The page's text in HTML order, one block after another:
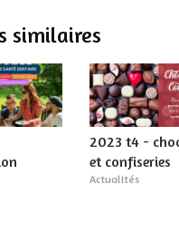
similaires
2023 t4 -
et confiseries
Actualités